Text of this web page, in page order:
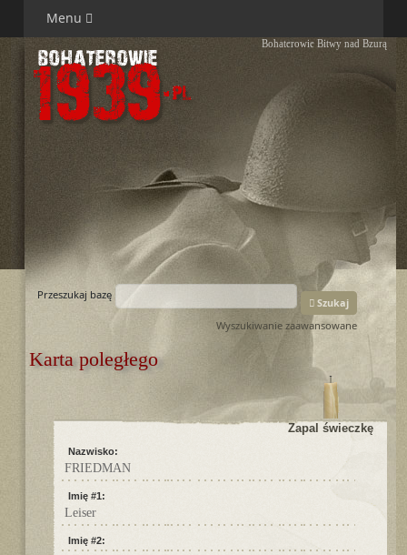
Menu
Bohaterowie Bitwy nad Bzurą
Przeszukaj bazę
Szukaj
Wyszukiwanie zaawansowane
Karta poległego
Zapal świeczkę
Nazwisko:
FRIEDMAN
Imię #1:
Leiser
Imię #2: